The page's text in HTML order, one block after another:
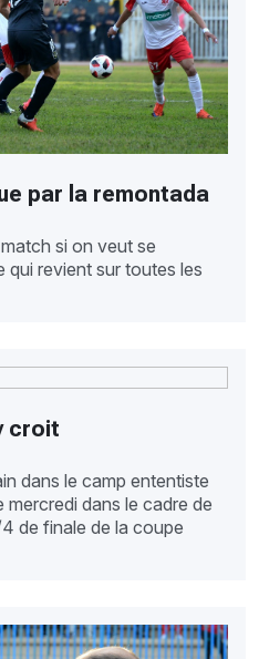
par la remontada
si on veut se
qui revient sur toutes les
croit
dans le camp ententiste
dans le cadre de
de finale de la coupe